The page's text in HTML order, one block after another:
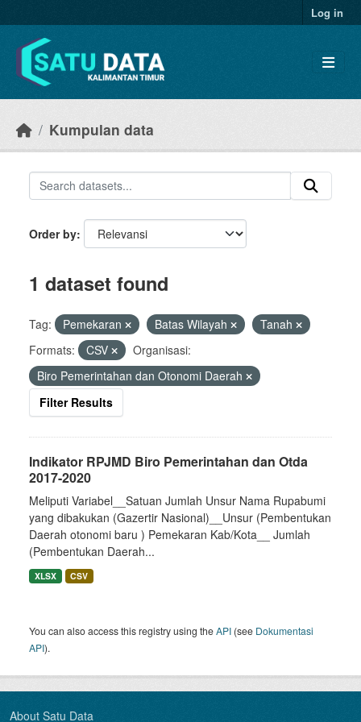
Log in
Kumpulan data
Order by
1 dataset found
Tag: Pemekaran Batas Wilayah
Tanah
Formats:
CSV
Organisasi:
Biro Pemerintahan dan Otonomi Daerah
Filter Results
Indikator RPJMD Biro Pemerintahan dan Otda
2017-2020
Meliputi Variabel__Satuan Jumlah Unsur Nama Rupabumi
yang dibakukan (Gazertir Nasional)__Unsur (Pembentukan
Daerah otonomi baru ) Pemekaran Kab/Kota__ Jumlah
(Pembentukan Daerah...
XLSX CSV
You can also access this registry using theAPI (see Dokumentasi
API).
About Satu Data